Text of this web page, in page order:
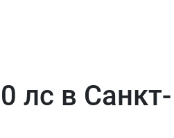
лс в Санкт-